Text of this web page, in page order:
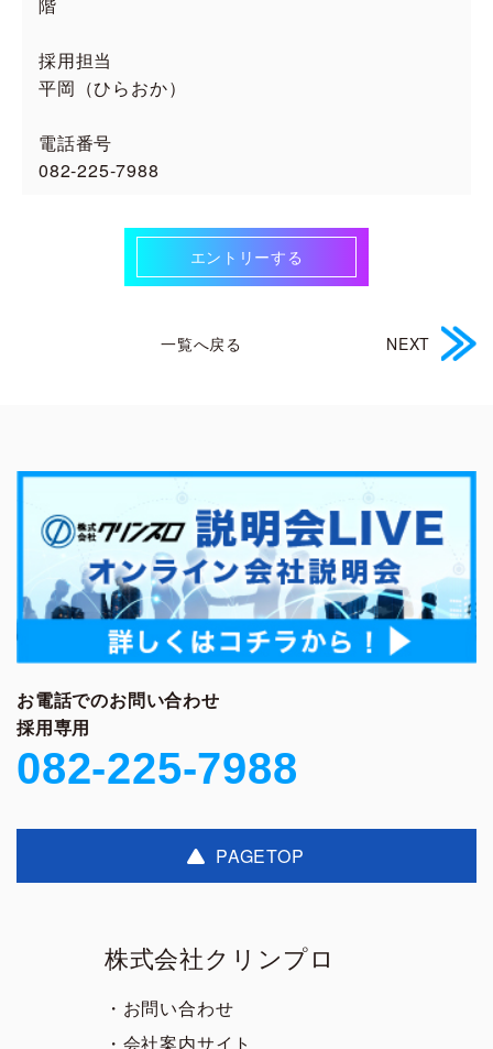
採用担当
平岡（ひらおか）
電話番号
082‐225‐7988
エントリーする
一覧へ戻る NEXT
株式会社クリンプロ
・お問い合わせ
・会社案内サイト
お電話でのお問い合わせ
採用専用
082-225-7988
PAGETOP